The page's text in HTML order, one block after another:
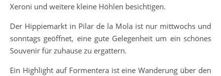
Xeroni und weitere kleine Höhlen besichtigen.
Der Hippiemarkt in Pilar de la Mola ist nur mittwochs und
sonntags geöffnet, eine gute Gelegenheit um ein schönes
Souvenir für zuhause zu ergattern.
Ein Highlight auf Formentera ist eine Wanderung über den